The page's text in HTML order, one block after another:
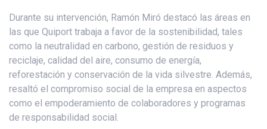
Durante su intervención, Ramón Miró destacó las áreas en
las que Quiport trabaja a favor de la sostenibilidad, tales
como la neutralidad en carbono, gestión de residuos y
reciclaje, calidad del aire, consumo de energía,
reforestación y conservación de la vida silvestre. Además,
resaltó el compromiso social de la empresa en aspectos
como el empoderamiento de colaboradores y programas
de responsabilidad social.